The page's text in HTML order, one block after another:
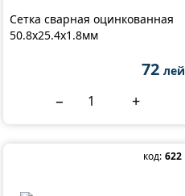
Сетка сварная оцинкованная
50.8x25.4x1.8мм
72 лей
− +
код: 622